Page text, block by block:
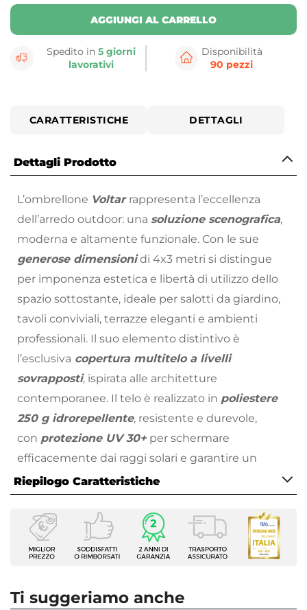
AGGIUNGI AL CARRELLO
Spedito in5 giorni
lavorativi
Disponibilità
90 pezzi
CARATTERISTICHE DETTAGLI
Dettagli Prodotto
L’ombrellone Voltar rappresenta l’eccellenza
dell’arredo outdoor: una soluzione scenografica,
moderna e altamente funzionale. Con le sue
generose dimensionidi 4x3 metri si distingue
per imponenza estetica e libertà di utilizzo dello
spazio sottostante, ideale per salotti da giardino,
tavoli conviviali, terrazze eleganti e ambienti
professionali. Il suo elemento distintivo è
l’esclusiva copertura multitelo a livelli
sovrapposti, ispirata alle architetture
contemporanee. Il telo è realizzato in poliestere
250 g idrorepellente, resistente e durevole,
con protezione UV 30+ per schermare
efficacemente dai raggi solari e garantire un
comfort superiore nelle giornate più calde. La
struttura in alluminio verniciato a
polvere
unisce leggerezza, solidità e resistenza
agli agenti atmosferici, mantenendo nel tempo
un aspetto elegante e impeccabile. Ogni
versatilità: l’ombrellone ègirevole a 360°
Riepilogo Caratteristiche
Caratteristiche
Tipologia
Palo laterale
Ti suggeriamo anche